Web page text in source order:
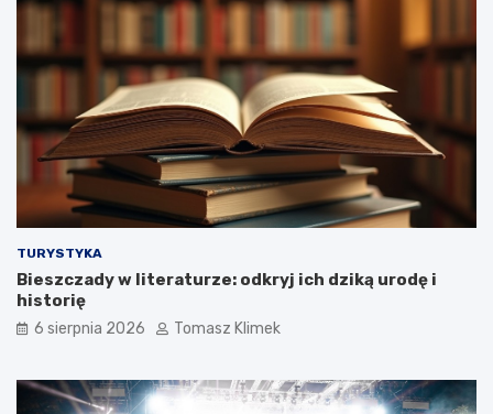
TURYSTYKA
Bieszczady w literaturze: odkryj ich dziką urodę i
historię
6 sierpnia 2026 Tomasz Klimek